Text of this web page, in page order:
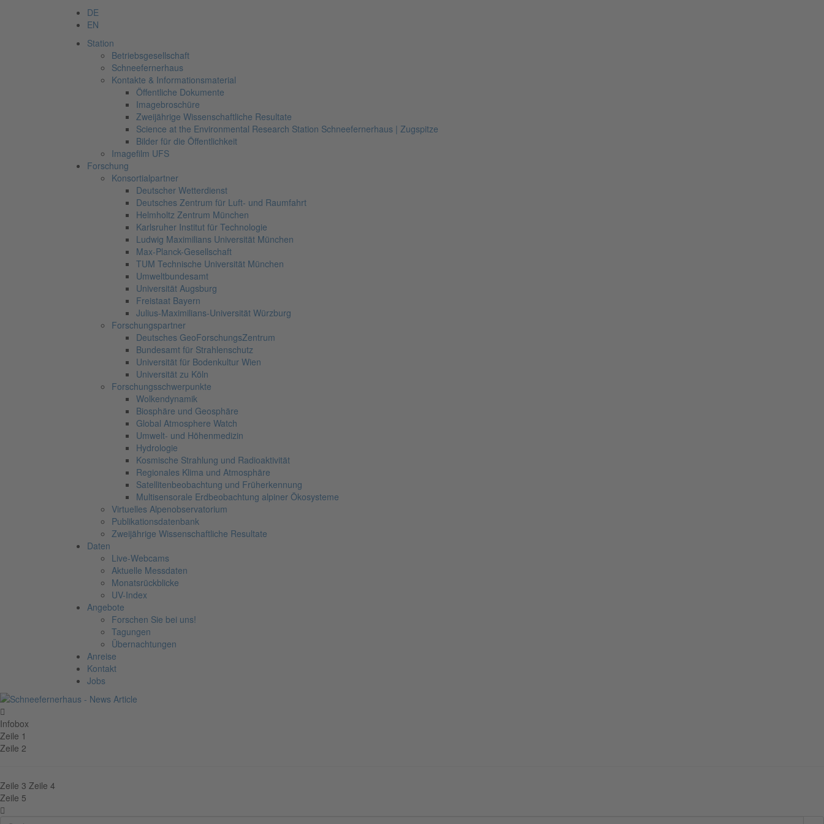
DE
EN
Station
Betriebsgesellschaft
Schneefernerhaus
Kontakte & Informationsmaterial
Öffentliche Dokumente
Imagebroschüre
Zweijährige Wissenschaftliche Resultate
Science at the Environmental Research Station Schneefernerhaus | Zugspitze
Bilder für die Öffentlichkeit
Imagefilm UFS
Forschung
Konsortialpartner
Deutscher Wetterdienst
Deutsches Zentrum für Luft- und Raumfahrt
Helmholtz Zentrum München
Karlsruher Institut für Technologie
Ludwig Maximilians Universität München
Max-Planck-Gesellschaft
TUM Technische Universität München
Umweltbundesamt
Universität Augsburg
Freistaat Bayern
Julius-Maximilians-Universität Würzburg
Forschungspartner
Deutsches GeoForschungsZentrum
Bundesamt für Strahlenschutz
Universität für Bodenkultur Wien
Universität zu Köln
Forschungsschwerpunkte
Wolkendynamik
Biosphäre und Geosphäre
Global Atmosphere Watch
Umwelt- und Höhenmedizin
Hydrologie
Kosmische Strahlung und Radioaktivität
Regionales Klima und Atmosphäre
Satellitenbeobachtung und Früherkennung
Multisensorale Erdbeobachtung alpiner Ökosysteme
Virtuelles Alpenobservatorium
Publikationsdatenbank
Zweijährige Wissenschaftliche Resultate
Daten
Live-Webcams
Aktuelle Messdaten
Monatsrückblicke
UV-Index
Angebote
Forschen Sie bei uns!
Tagungen
Übernachtungen
Anreise
Kontakt
Jobs
Infobox
Zeile 1
Zeile 2
Zeile 3 Zeile 4
Zeile 5